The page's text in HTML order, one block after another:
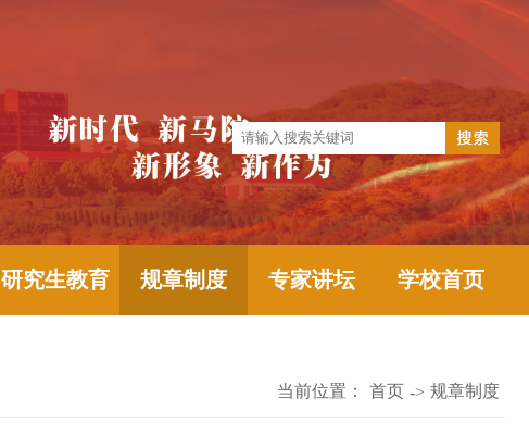
研究生教育 规章制度 专家讲坛 学校首页
当前位置： 首页 -> 规章制度